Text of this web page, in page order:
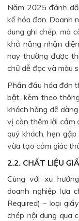
Năm 2025 đánh
kế hóa đơn. Doanh
dung ghi chép, mà
khả năng nhận
nay thường được
chữ dễ đọc và màu
Phần đầu hóa đơn
bật, kèm theo
khách hàng dễ
vị còn thêm lời cảm
quý khách, hẹn gặp
vừa tạo cảm giác
2.2. CHẤT LIỆU
Cùng với xu
doanh nghiệp lựa
Required) – loại
chép nội dung qua